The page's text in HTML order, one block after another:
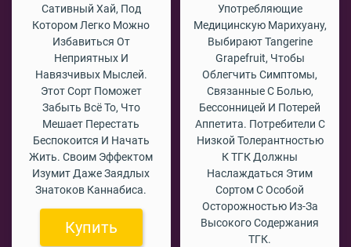
Сативный Хай, Под
Котором Легко Можно
Избавиться От
Неприятных И
Навязчивых Мыслей.
Этот Сорт Поможет
Забыть Всё То, Что
Мешает Перестать
Беспокоится И Начать
Жить. Своим Эффектом
Изумит Даже Заядлых
Знатоков Каннабиса.
Купить
Употребляющие
Медицинскую Марихуану,
Выбирают Tangerine
Grapefruit, Чтобы
Облегчить Симптомы,
Связанные С Болью,
Бессонницей И Потерей
Аппетита. Потребители С
Низкой Толерантностью
К ТГК Должны
Наслаждаться Этим
Сортом С Особой
Осторожностью Из-За
Высокого Содержания
ТГК.